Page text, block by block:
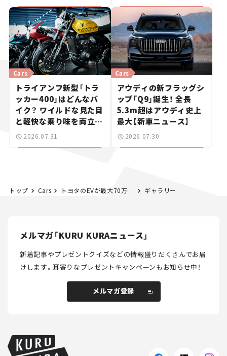
トライアンフ新型「トラ
ッカー400」はどんなバ
イク？ ワイルドな見た目
と軽快な乗り味を両立し
た400ccフラットトラッ
Cars
2026.07.31
アウディの新フラッグシ
ップ「Q9」誕生！ 全長
5.3m超はアウディ史上
最大【新車ニュース】
Cars
2026.07.30
トップ Cars トヨタのEVが最大70万円の値下げ！ 改良新型「bZ4X」は航続距離が最大746kmに向上！ 内外装もデザイン刷新【新車ニュース】 ギャラリー
メルマガ「KURU KURAニュース」
新着記事やプレゼントクイズなどの情報盛りだくさんでお届
けします。耳寄りなプレゼントキャンペーンもお知らせ中！
メルマガ登録